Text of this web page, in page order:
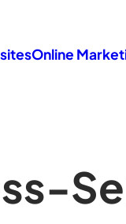
Online